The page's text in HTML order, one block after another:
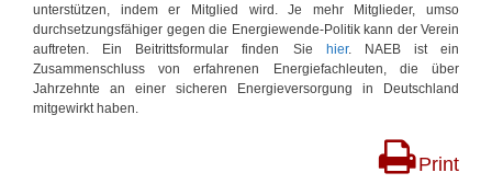
unterstützen, indem er Mitglied wird. Je mehr Mitglieder, umso
durchsetzungsfähiger gegen die Energiewende-Politik kann der Verein
auftreten. Ein Beitrittsformular finden Sie
hier. NAEB ist ein
Zusammenschluss von erfahrenen Energiefachleuten, die über
Jahrzehnte an einer sicheren Energieversorgung in Deutschland
mitgewirkt haben.
Print